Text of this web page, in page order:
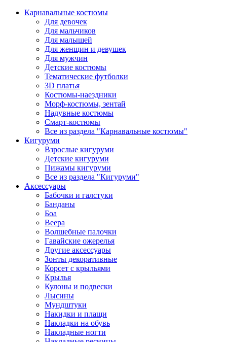
Карнавальные костюмы
Для девочек
Для мальчиков
Для малышей
Для женщин и девушек
Для мужчин
Детские костюмы
Тематические футболки
3D платья
Костюмы-наездники
Морф-костюмы, зентай
Надувные костюмы
Смарт-костюмы
Все из раздела "Карнавальные костюмы"
Кигуруми
Взрослые кигуруми
Детские кигуруми
Пижамы кигуруми
Все из раздела "Кигуруми"
Аксессуары
Бабочки и галстуки
Банданы
Боа
Веера
Волшебные палочки
Гавайские ожерелья
Другие аксессуары
Зонты декоративные
Корсет с крыльями
Крылья
Кулоны и подвески
Лысины
Мундштуки
Накидки и плащи
Накладки на обувь
Накладные ногти